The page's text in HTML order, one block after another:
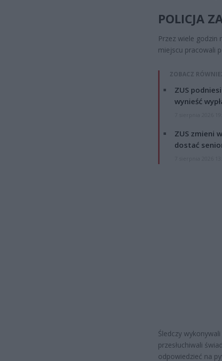
POLICJA
Przez wiele godzin
miejscu pracowali
ZOBACZ
ZUS
wynieść
ZUS zmieni
dostać
Śledczy
przesłuchiwali
odpowiedzieć na